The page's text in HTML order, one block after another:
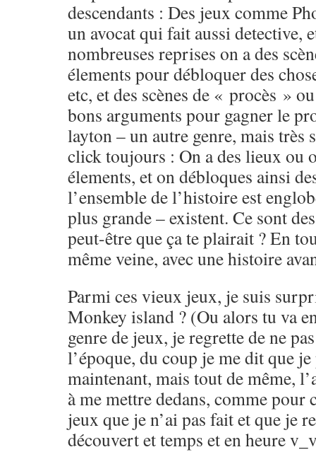
descendants : Des jeux comme
un avocat qui fait aussi detective,
nombreuses reprises on a des
élements pour débloquer des
etc, et des scènes de « procès »
bons arguments pour gagner le
layton – un autre genre, mais très
click toujours : On a des lieux ou
élements, et on débloques ainsi
l’ensemble de l’histoire est
plus grande – existent. Ce sont
peut-être que ça te plairait ? En
même veine, avec une histoire
Parmi ces vieux jeux, je suis
Monkey island ? (Ou alors tu va
genre de jeux, je regrette de ne
l’époque, du coup je me dit que
maintenant, mais tout de même,
à me mettre dedans, comme pour
jeux que je n’ai pas fait et que je
découvert et temps et en heure